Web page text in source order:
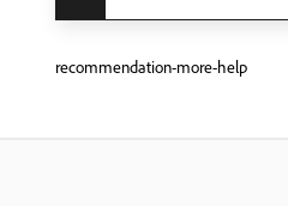
recommendation-more-help